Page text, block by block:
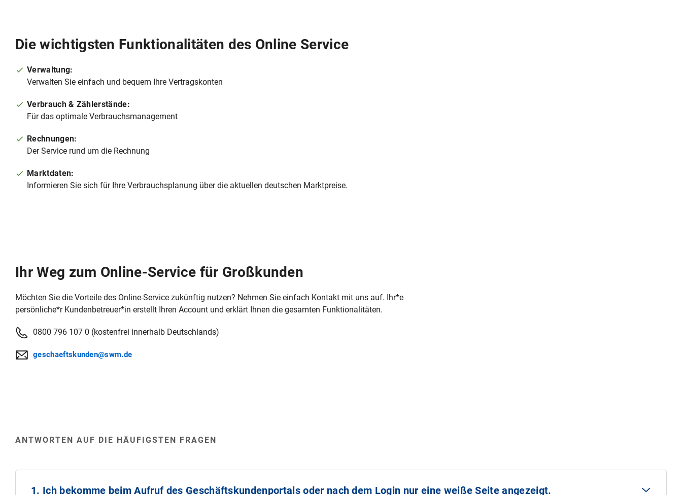
Die wichtigsten Funktionalitäten des Online Service
Verwaltung:
Verwalten Sie einfach und bequem Ihre Vertragskonten
Verbrauch & Zählerstände:
Für das optimale Verbrauchsmanagement
Rechnungen:
Der Service rund um die Rechnung
Marktdaten:
Informieren Sie sich für Ihre Verbrauchsplanung über die aktuellen deutschen Marktpreise.
Ihr Weg zum Online-Service für Großkunden
Möchten Sie die Vorteile des Online-Service zukünftig nutzen? Nehmen Sie einfach Kontakt mit uns auf. Ihr*e
persönliche*r Kundenbetreuer*in erstellt Ihren Account und erklärt Ihnen die gesamten Funktionalitäten.
0800 796 107 0 (kostenfrei innerhalb Deutschlands)
geschaeftskunden@swm.de
ANTWORTEN AUF DIE HÄUFIGSTEN FRAGEN
1. Ich bekomme beim Aufruf des Geschäftskundenportals oder nach dem Login nur eine weiße Seite angezeigt.